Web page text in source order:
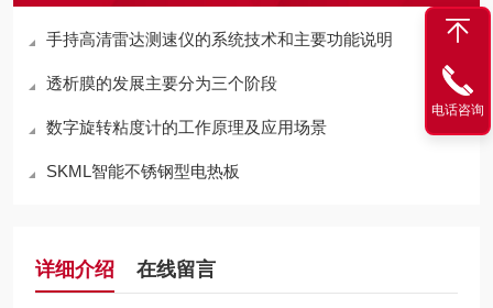
手持高清雷达测速仪的系统技术和主要功能说明
透析膜的发展主要分为三个阶段
数字旋转粘度计的工作原理及应用场景
SKML智能不锈钢型电热板
详细介绍 在线留言
电话咨询